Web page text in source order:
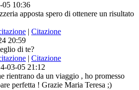
05 10:36
apposta spero di ottenere un risultato
| Citazione
20:59
di te?
| Citazione
03-05 21:12
rientrano da un viaggio , ho promesso
perfetta ! Grazie Maria Teresa ;)